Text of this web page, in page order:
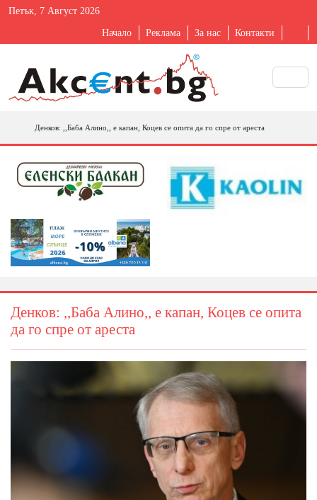
Петък, 7 Август 2026
Начало Реклама За нас Контакти
Денков: ,,Баба Алино,, е капан, Коцев се опита да го спре от ареста
Денков: ,,Баба Алино,, е капан, Коцев се опита
да го спре от ареста